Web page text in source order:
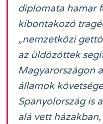
diplomata hamar
kibontakozó
„nemzetközi
az üldözöttek
Magyarországon
államok
Spanyolország is
alá vett